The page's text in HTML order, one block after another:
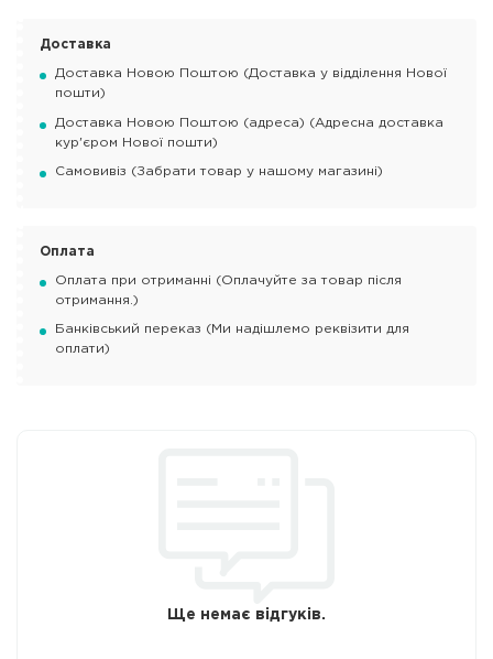
Доставка
Доставка Новою Поштою (Доставка у відділення Нової
пошти)
Доставка Новою Поштою (адреса) (Адресна доставка
кур'єром Нової пошти)
Самовивіз (Забрати товар у нашому магазині)
Оплата
Оплата при отриманні (Оплачуйте за товар після
отримання.)
Банківський переказ (Ми надішлемо реквізити для
оплати)
Ще немає відгуків.